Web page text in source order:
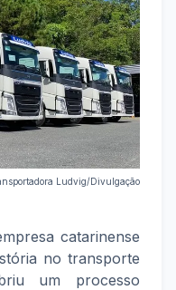
Ludvig/Divulgação
catarinense
no transporte
um processo